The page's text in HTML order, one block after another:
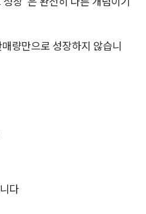
량만으로 성장하지 않습니
다